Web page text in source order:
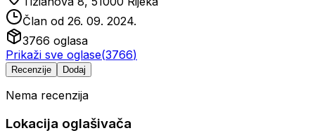
Član od 26. 09. 2024.
3766 oglasa
Prikaži sve oglase(3766)
Recenzije Dodaj
Nema recenzija
Lokacija oglašivača